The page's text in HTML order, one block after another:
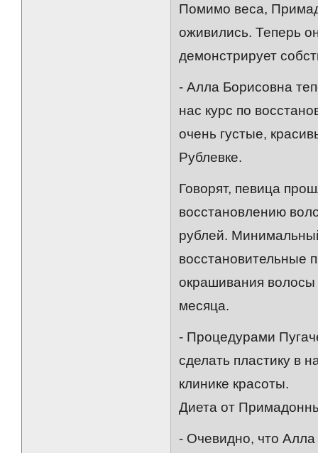
Помимо веса,
оживились. Теперь
демонстрирует
- Алла Борисовна
нас курс по
очень густые,
Рублевке.
Говорят, певица
восстановлению
рублей.
окрашивания волосы
месяца.
- Процедурами
сделать пластику в
клинике красоты.
Диета от
- Очевидно, что Алла